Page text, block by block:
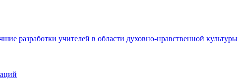
разработки учителей в области духовно-нравственной культуры